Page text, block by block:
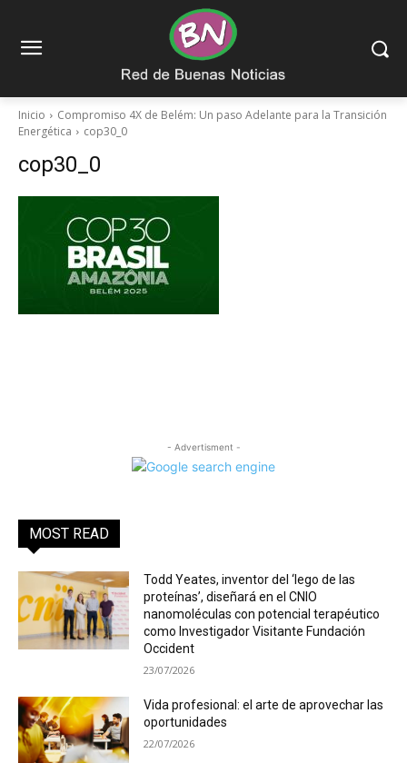
Inicio
Compromiso 4X de Belém: Un paso Adelante para la Transición
Energética
cop30_0
cop30_0
- Advertisment -
MOST READ
Todd Yeates, inventor del ‘lego de las
proteínas’, diseñará en el CNIO
nanomoléculas con potencial terapéutico
como Investigador Visitante Fundación
Occident
23/07/2026
Vida profesional: el arte de aprovechar las
oportunidades
22/07/2026